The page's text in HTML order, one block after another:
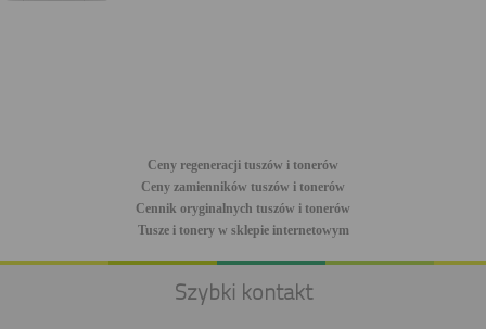
Ceny regeneracji tuszów i tonerów
Ceny zamienników tuszów i tonerów
Cennik oryginalnych tuszów i tonerów
Tusze i tonery w sklepie internetowym
Szybki kontakt